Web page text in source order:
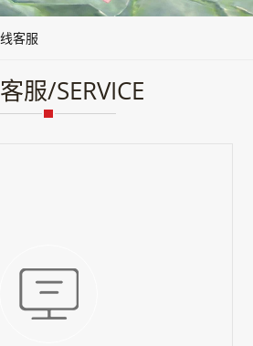
客服
服/SERVICE